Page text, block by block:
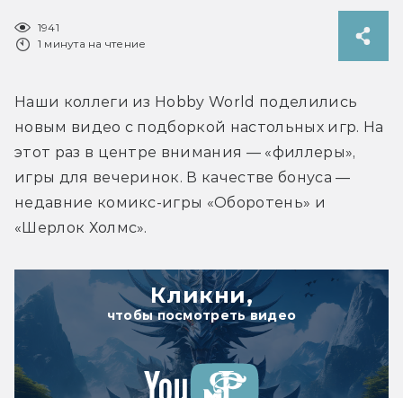
1941
1 минута на чтение
Наши коллеги из Hobby World поделились
новым видео с подборкой настольных игр. На
этот раз в центре внимания — «филлеры»,
игры для вечеринок. В качестве бонуса —
недавние комикс-игры «Оборотень» и
«Шерлок Холмс».
Кликни,
чтобы посмотреть видео